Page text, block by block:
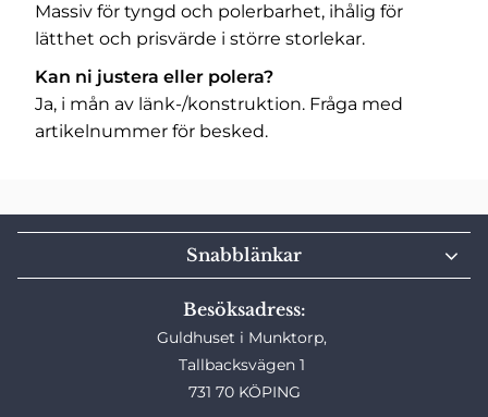
Massiv för tyngd och polerbarhet, ihålig för
lätthet och prisvärde i större storlekar.
Kan ni justera eller polera?
Ja, i mån av länk-/konstruktion. Fråga med
artikelnummer för besked.
Besöksadress:
Guldhuset i Munktorp,
Tallbacksvägen 1
731 70 KÖPING
Snabblänkar